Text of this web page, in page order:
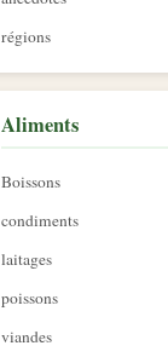
régions
Aliments
Boissons
condiments
laitages
poissons
viandes